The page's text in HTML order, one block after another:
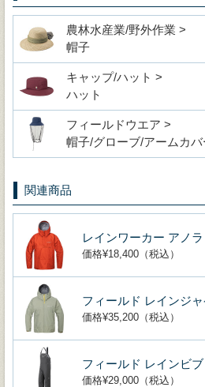
農林水産業/野外作業 >
帽子
キャップ/ハット >
ハット
フィールドウエア >
帽子/グローブ/アームカバ
関連商品
レインワーカー アノラ
価格¥18,400（税込）
フィールド レインジ
価格¥35,200（税込）
フィールド レインビブ
価格¥29,000（税込）